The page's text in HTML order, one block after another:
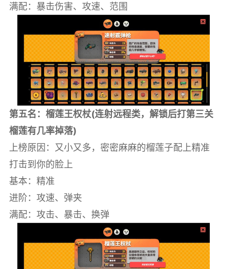
满配：暴击伤害、攻速、范围
第五名：榴莲王权杖(连射远程类，解锁后打第三关
榴莲有几率掉落)
上榜原因：又小又多，密密麻麻的榴莲子配上精准
打击到你的脸上
基本：精准
进阶：攻速、弹夹
满配：攻击、暴击、换弹